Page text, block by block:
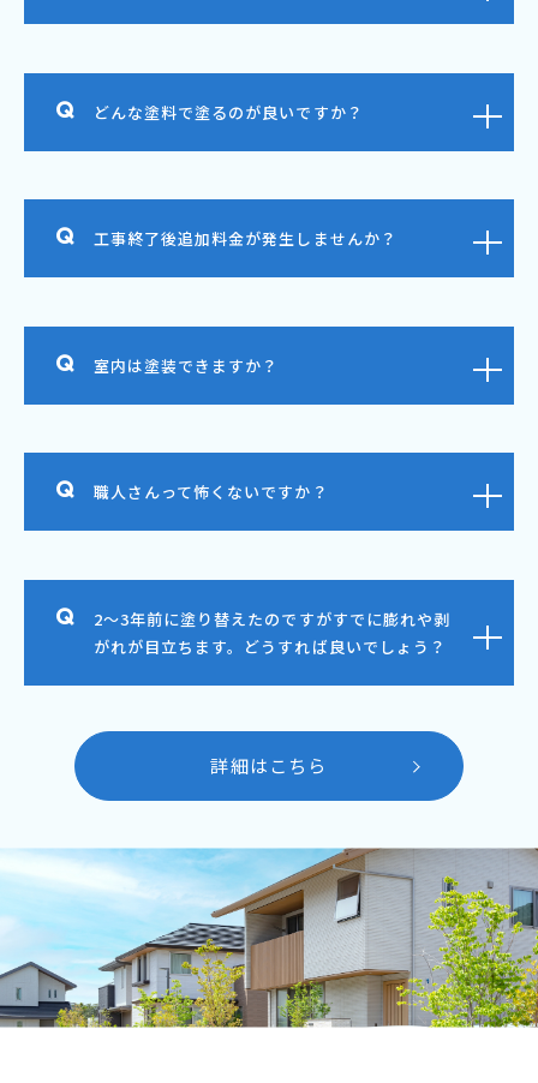
どんな塗料で塗るのが良いですか？
工事終了後追加料金が発生しませんか？
室内は塗装できますか？
職人さんって怖くないですか？
2～3年前に塗り替えたのですがすでに膨れや剥
がれが目立ちます。どうすれば良いでしょう？
詳細はこちら